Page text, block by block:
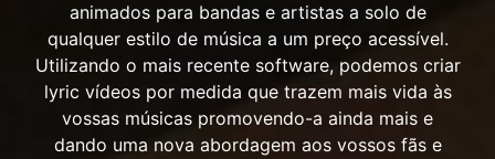
animados para bandas e artistas a solo de
qualquer estilo de música a um preço acessível.
Utilizando o mais recente software, podemos criar
lyric vídeos por medida que trazem mais vida às
vossas músicas promovendo-a ainda mais e
dando uma nova abordagem aos vossos fãs e